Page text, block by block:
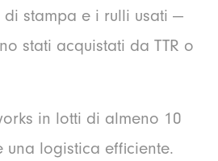
di stampa e i rulli usati —
stati acquistati da TTR o
in lotti di almeno 10
una logistica efficiente.